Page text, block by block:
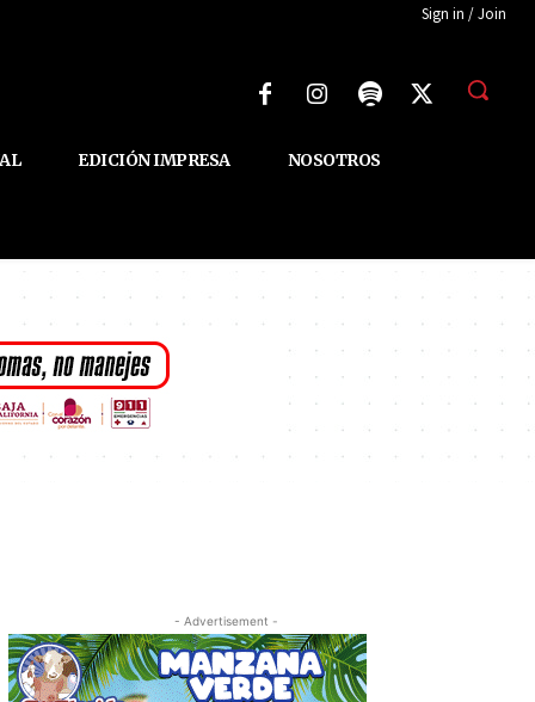
Sign in / Join
EDICIÓN IMPRESA NOSOTROS
- Advertisement -